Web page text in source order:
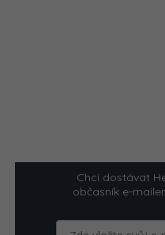
Chci dostávat
občasník e-